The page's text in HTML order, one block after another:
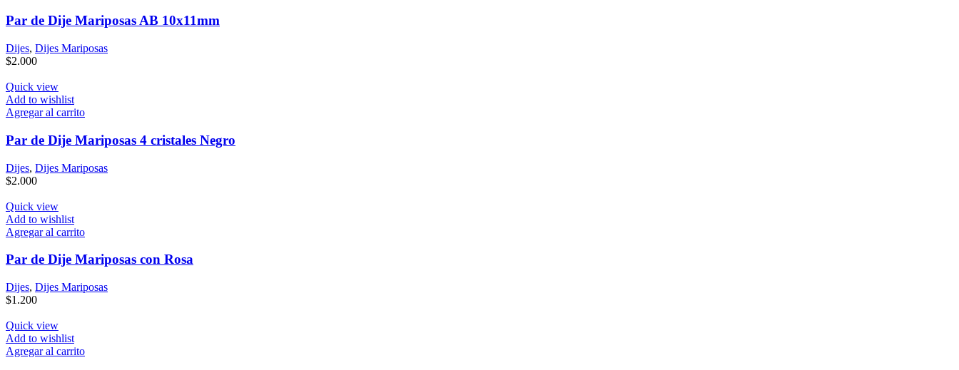
Par de Dije Mariposas AB 10x11mm
Dijes, Dijes Mariposas
$2.000
Quick view
Add to wishlist
Agregar al carrito
Par de Dije Mariposas 4 cristales Negro
Dijes, Dijes Mariposas
$2.000
Quick view
Add to wishlist
Agregar al carrito
Par de Dije Mariposas con Rosa
Dijes, Dijes Mariposas
$1.200
Quick view
Add to wishlist
Agregar al carrito